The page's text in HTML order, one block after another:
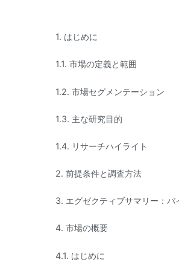
1. はじめに
1.1. 市場の定義と範囲
1.2. 市場セグメンテーション
1.3. 主な研究目的
1.4. リサーチハイライト
2. 前提条件と調査方法
3. エグゼクティブサマリー：
4. 市場の概要
4.1. はじめに